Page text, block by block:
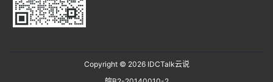
Copyright © 2026IDCTalk云说